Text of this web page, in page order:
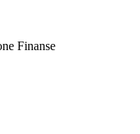
Finanse